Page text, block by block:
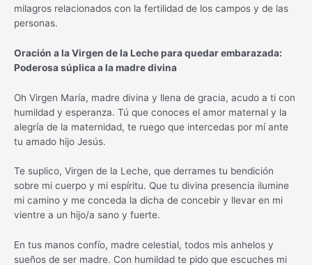
milagros relacionados con la fertilidad de los campos y de las
personas.
Oración a la Virgen de la Leche para quedar embarazada:
Poderosa súplica a la madre divina
Oh Virgen María, madre divina y llena de gracia, acudo a ti con
humildad y esperanza. Tú que conoces el amor maternal y la
alegría de la maternidad, te ruego que intercedas por mí ante
tu amado hijo Jesús.
Te suplico, Virgen de la Leche, que derrames tu bendición
sobre mi cuerpo y mi espíritu. Que tu divina presencia ilumine
mi camino y me conceda la dicha de concebir y llevar en mi
vientre a un hijo/a sano y fuerte.
En tus manos confío, madre celestial, todos mis anhelos y
sueños de ser madre. Con humildad te pido que escuches mi